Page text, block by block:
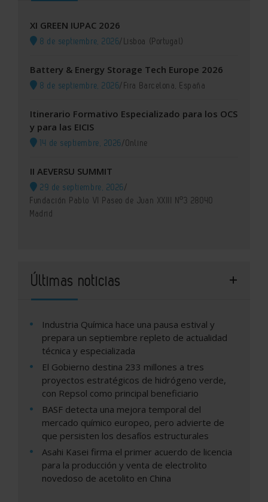
XI GREEN IUPAC 2026
8 de septiembre, 2026/Lisboa (Portugal)
Battery & Energy Storage Tech Europe 2026
8 de septiembre, 2026/Fira Barcelona, España
Itinerario Formativo Especializado para los OCS
y para las EICIS
14 de septiembre, 2026/Online
II AEVERSU SUMMIT
29 de septiembre, 2026/
Fundación Pablo VI Paseo de Juan XXIII Nº3 28040
Madrid
Últimas noticias
Industria Química hace una pausa estival y
prepara un septiembre repleto de actualidad
técnica y especializada
El Gobierno destina 233 millones a tres
proyectos estratégicos de hidrógeno verde,
con Repsol como principal beneficiario
BASF detecta una mejora temporal del
mercado químico europeo, pero advierte de
que persisten los desafíos estructurales
Asahi Kasei firma el primer acuerdo de licencia
para la producción y venta de electrolito
novedoso de acetolito en China